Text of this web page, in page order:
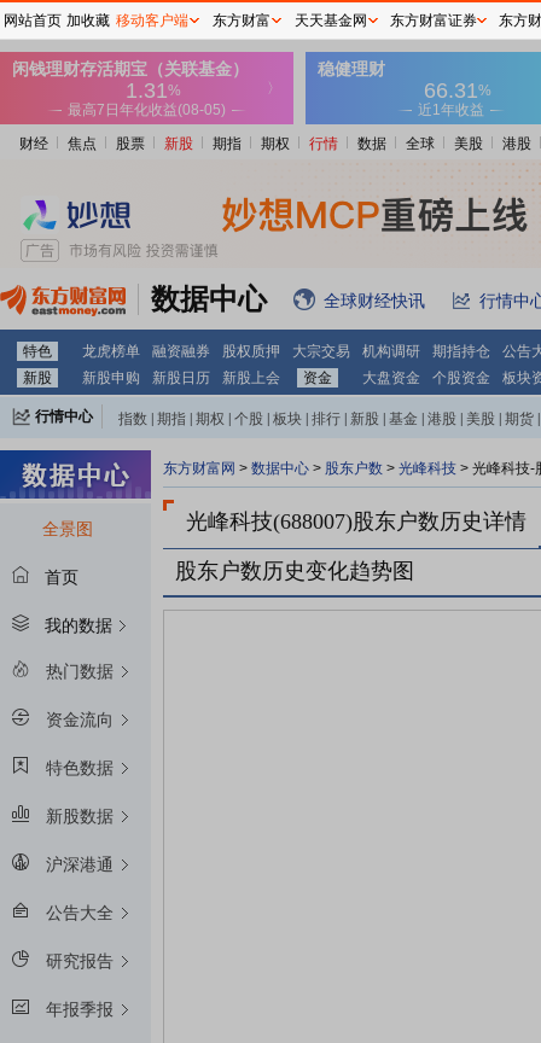
财经 焦点 股票 新股 期指 期权 行情 数据 全球 美股 港股
数据中心 全球财经快讯 行情中
特色 龙虎榜单 融资融券 股权质押 大宗交易 机构调研 期指持仓
公告
新股
新股申购 新股日历 新股上会 资金 大盘资金 个股资金 板块
行情中心 指数 期指 期权 个股 板块 排行 新股 基金 港股 美股 期货
全景图
首页
我的数据
热门数据
资金流向
特色数据
新股数据
沪深港通
公告大全
研究报告
年报季报
东方财富网 > 数据中心 > 股东户数 > 光峰科技 > 光峰科技-
光峰科技(688007)股东户数历史详情
股东户数历史变化趋势图
网站首页 加收藏 移动客户端 东方财富 天天基金网 东方财富证券 东方